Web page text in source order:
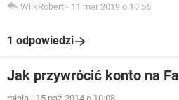
WilkRobert - 11 mar 2019 o 10:56
1 odpowiedzi
Jak przywrócić konto na